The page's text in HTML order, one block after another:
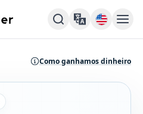
Como ganhamos dinheiro